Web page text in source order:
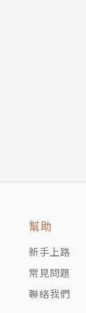
幫助
新手上路
常見問題
聯絡我們